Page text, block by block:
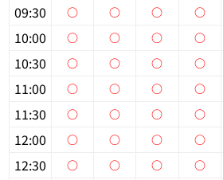
個人情報保護の取扱い
09:30
10:00
10:30
11:00
11:30
12:00
12:30
○
○
○
○
○
○
○
○
○
○
○
○
○
○
○
○
○
○
○
○
○
○
○
○
○
○
○
○